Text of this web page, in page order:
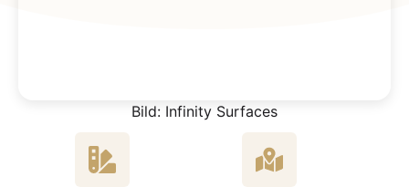
Bild: Infinity Surfaces